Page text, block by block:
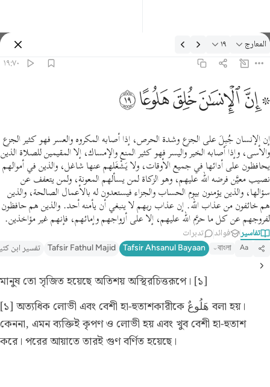
التفسير: المعارج ١٩:٧٠
المعارج ١٩
١٩:٧٠
۞ ان الانسان خلق هلوعا ١٩
۞ إِنَّ ٱلْإِنسَـٰنَ خُلِقَ هَلُوعًا ١٩
ﱪ ﱫﱬﱭﱮﱯ
إن الإنسان جُبِلَ على الجزع وشدة الحرص، إذا أصابه المكروه والعسر فهو كثير الجزع
والأسى، وإذا أصابه الخير واليسر فهو كثير المنع والإمساك، إلا المقيمين للصلاة الذين
يحافظون على أدائها في جميع الأوقات، ولا يَشْغَلهم عنها شاغل، والذين في أموالهم
نصيب معيَّن فرضه الله عليهم، وهو الزكاة لمن يسألهم المعونة، ولمن يتعفف عن
سؤالها، والذين يؤمنون بيوم الحساب والجزاء فيستعدون له بالأعمال الصالحة، والذين
هم خائفون من عذاب الله. إن عذاب ربهم لا ينبغي أن يأمنه أحد. والذين هم حافظون
لفروجهم عن كل ما حرَّم الله عليهم، إلا على أزواجهم وإمائهم، فإنهم غير مؤاخذين.
تفاسير فوائد تدبرات
Aa
বাংলা
Tafsir Ahsanul Bayaan
Tafsir Fathul Majid تفسير ابن
মানুষ তো সৃজিত হয়েছে অতিশয় অস্থিরচিত্তরূপে। [১]
[১] অত্যধিক লোভী এবং বেশী হা-হুতাশকারীকে هَلُوعٌ বলা হয়।
কেননা, এমন ব্যক্তিই কৃপণ ও লোভী হয় এবং খুব বেশী হা-হুতাশ
করে। পরের আয়াতে তারই গুণ বর্ণিত হয়েছে।